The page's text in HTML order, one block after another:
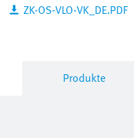
ZK-OS-VLO-VK_DE.PDF
Produkte